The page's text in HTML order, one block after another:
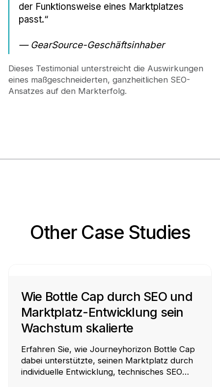
der Funktionsweise eines Marktplatzes
passt.“
— GearSource-Geschäftsinhaber
Dieses Testimonial unterstreicht die Auswirkungen
eines maßgeschneiderten, ganzheitlichen SEO-
Ansatzes auf den Markterfolg.
Other Case Studies
Wie Bottle Cap durch SEO und
Marktplatz-Entwicklung sein
Wachstum skalierte
Erfahren Sie, wie Journeyhorizon Bottle Cap
dabei unterstützte, seinen Marktplatz durch
individuelle Entwicklung, technisches SEO